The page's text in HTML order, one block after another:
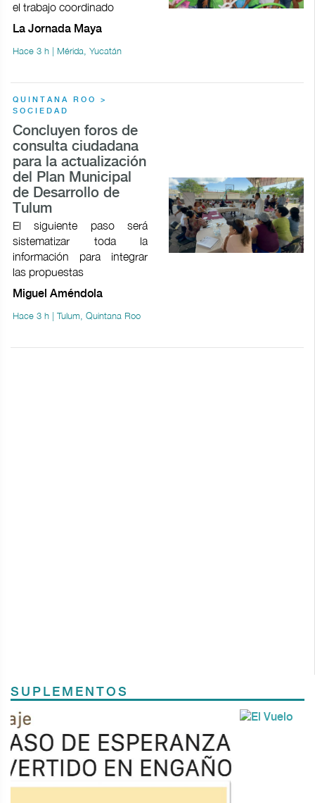
el trabajo coordinado
La Jornada Maya
Hace 3 h | Mérida, Yucatán
QUINTANA ROO >
SOCIEDAD
Concluyen foros de
consulta ciudadana
para la actualización
del Plan Municipal
de Desarrollo de
Tulum
El siguiente paso será
sistematizar toda la
información para integrar
las propuestas
Miguel Améndola
Hace 3 h | Tulum, Quintana Roo
SUPLEMENTOS
Next
TODOS LOS SUPLEMENTOS